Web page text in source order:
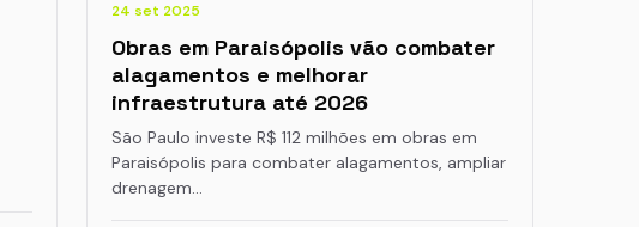
24 set 2025
Obras em Paraisópolis vão combater
alagamentos e melhorar
infraestrutura até 2026
São Paulo investe R$ 112 milhões em obras em
Paraisópolis para combater alagamentos, ampliar
drenagem…